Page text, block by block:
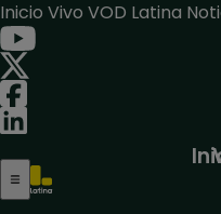
Inicio Vivo VOD Latina